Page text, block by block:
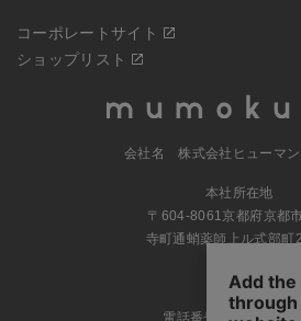
コーポレートサイト
ショップリスト
会社名 株式会社ヒューマン
本社所在地
〒604-8061京都府京都
寺町通蛸薬師上ル式部町
MAP